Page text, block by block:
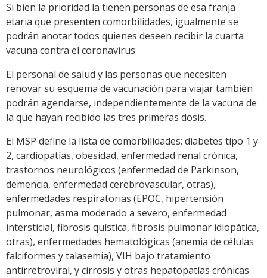
Si bien la prioridad la tienen personas de esa franja
etaria que presenten comorbilidades, igualmente se
podrán anotar todos quienes deseen recibir la cuarta
vacuna contra el coronavirus.
El personal de salud y las personas que necesiten
renovar su esquema de vacunación para viajar también
podrán agendarse, independientemente de la vacuna de
la que hayan recibido las tres primeras dosis.
El MSP define la lista de comorbilidades: diabetes tipo 1 y
2, cardiopatías, obesidad, enfermedad renal crónica,
trastornos neurológicos (enfermedad de Parkinson,
demencia, enfermedad cerebrovascular, otras),
enfermedades respiratorias (EPOC, hipertensión
pulmonar, asma moderado a severo, enfermedad
intersticial, fibrosis quística, fibrosis pulmonar idiopática,
otras), enfermedades hematológicas (anemia de células
falciformes y talasemia), VIH bajo tratamiento
antirretroviral, y cirrosis y otras hepatopatías crónicas.